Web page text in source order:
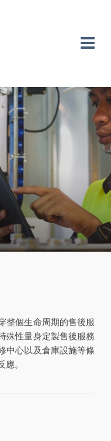
整個生命周期的售後服
殊性量身定製售後服務
中心以及倉庫設施等條
。